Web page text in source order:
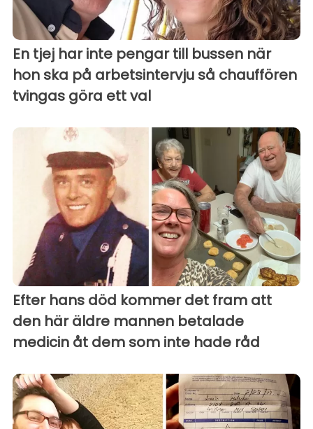
En tjej har inte pengar till bussen när
hon ska på arbetsintervju så chauffören
tvingas göra ett val
Efter hans död kommer det fram att
den här äldre mannen betalade
medicin åt dem som inte hade råd